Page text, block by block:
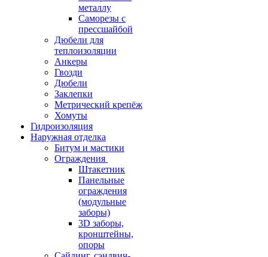
металлу
Саморезы с
прессшайбой
Дюбели для
теплоизоляции
Анкеры
Гвозди
Дюбели
Заклепки
Метрический крепёж
Хомуты
Гидроизоляция
Наружная отделка
Битум и мастики
Ограждения
Штакетник
Панельные
ограждения
(модульные
заборы)
3D заборы,
кронштейны,
опоры